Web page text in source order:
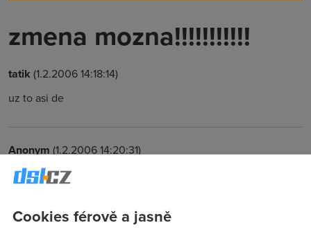
zmena mozna!!!!!!!!!!!
tatik (1.2.2006 14:18:14)
uz to asi de
Anonym (1.2.2006 14:20:31)
ale jeste tam neni na vyber
War(1.2.2006 14:22:55)
Cookies férově a jasně